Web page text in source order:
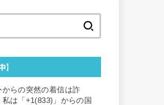
】
からの突然の着信は詐
私は「+1(833)」からの国